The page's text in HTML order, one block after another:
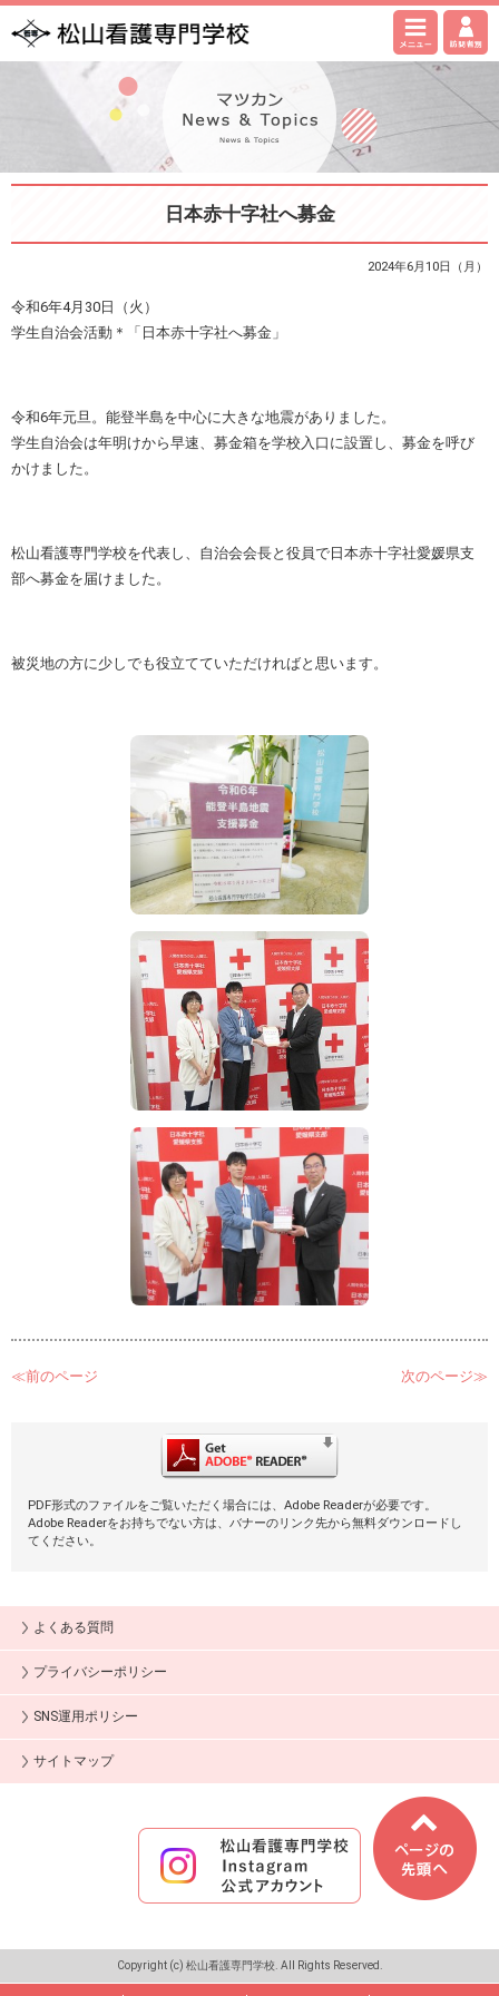
日本赤十字社へ募金
2024年6月10日（月）
令和6年4月30日（火）
学生自治会活動＊「日本赤十字社へ募金」
令和6年元旦。能登半島を中心に大きな地震がありました。
学生自治会は年明けから早速、募金箱を学校入口に設置し、募金を呼び
かけました。
松山看護専門学校を代表し、自治会会長と役員で日本赤十字社愛媛県支
部へ募金を届けました。
被災地の方に少しでも役立てていただければと思います。
≪前のページ 次のページ≫
PDF形式のファイルをご覧いただく場合には、Adobe Readerが必要です。
Adobe Readerをお持ちでない方は、バナーのリンク先から無料ダウンロードし
てください。
よくある質問
プライバシーポリシー
SNS運用ポリシー
サイトマップ
Copyright (c) 松山看護専門学校. All Rights Reserved.